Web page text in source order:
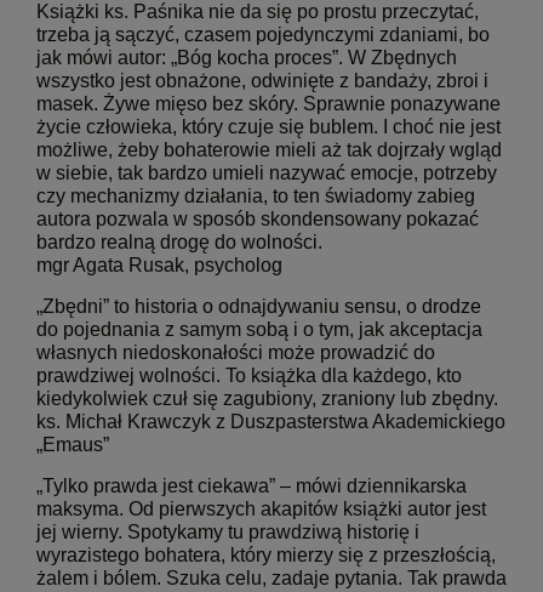
Książki ks. Paśnika nie da się po prostu przeczytać,
trzeba ją sączyć, czasem pojedynczymi zdaniami, bo
jak mówi autor: „Bóg kocha proces”. W Zbędnych
wszystko jest obnażone, odwinięte z bandaży, zbroi i
masek. Żywe mięso bez skóry. Sprawnie ponazywane
życie człowieka, który czuje się bublem. I choć nie jest
możliwe, żeby bohaterowie mieli aż tak dojrzały wgląd
w siebie, tak bardzo umieli nazywać emocje, potrzeby
czy mechanizmy działania, to ten świadomy zabieg
autora pozwala w sposób skondensowany pokazać
bardzo realną drogę do wolności.
mgr Agata Rusak, psycholog
„Zbędni” to historia o odnajdywaniu sensu, o drodze
do pojednania z samym sobą i o tym, jak akceptacja
własnych niedoskonałości może prowadzić do
prawdziwej wolności. To książka dla każdego, kto
kiedykolwiek czuł się zagubiony, zraniony lub zbędny.
ks. Michał Krawczyk z Duszpasterstwa Akademickiego
„Emaus”
„Tylko prawda jest ciekawa” – mówi dziennikarska
maksyma. Od pierwszych akapitów książki autor jest
jej wierny. Spotykamy tu prawdziwą historię i
wyrazistego bohatera, który mierzy się z przeszłością,
żalem i bólem. Szuka celu, zadaje pytania. Tak prawda